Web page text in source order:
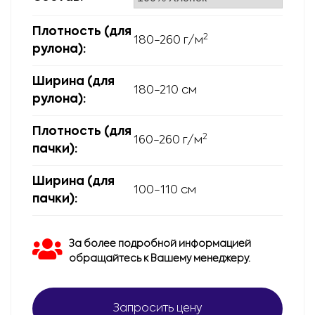
Плотность (для
рулона):
180-260 г/м2
Ширина (для
рулона):
180-210 см
Плотность (для
пачки):
160-260 г/м2
Ширина (для
пачки):
100-110 см
За более подробной информацией
обращайтесь к Вашему менеджеру.
Запросить цену